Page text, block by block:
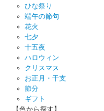
ひな祭り
端午の節句
花火
七夕
十五夜
ハロウィン
クリスマス
お正月・干支
節分
ギフト
【色から探す】